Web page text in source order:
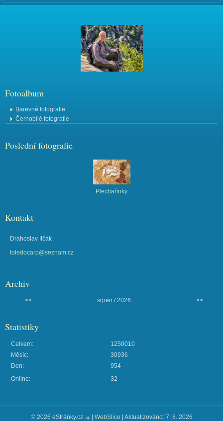
Fotoalbum
Barevné fotografie
Černobílé fotografie
Poslední fotografie
Plechařinky
Kontakt
Drahoslav Ilčák
toledocarp@seznam.cz
Archiv
<< srpen / 2026 >>
Statistiky
Online: 32
Celkem:
1250010
Měsíc:
30936
Den:
954
© 2026 eStránky.cz WebSlice Aktualizováno: 7. 8. 2026